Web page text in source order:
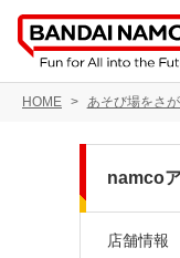
HOME あそび場をさ
namco
店舗情報